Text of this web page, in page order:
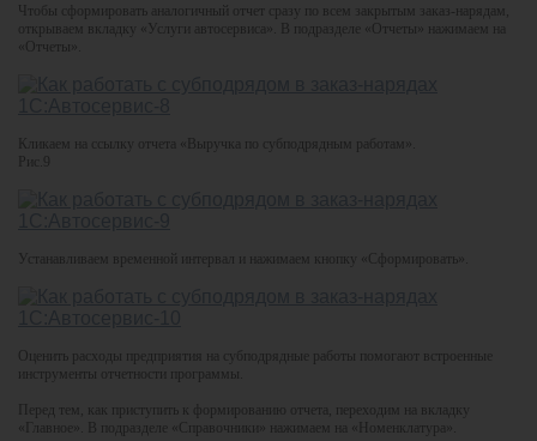
Чтобы сформировать аналогичный отчет сразу по всем закрытым заказ-нарядам,
открываем вкладку «Услуги автосервиса». В подразделе «Отчеты» нажимаем на
«Отчеты».
Кликаем на ссылку отчета «Выручка по субподрядным работам».
Рис.9
Устанавливаем временной интервал и нажимаем кнопку «Сформировать».
Оценить расходы предприятия на субподрядные работы помогают встроенные
инструменты отчетности программы.
Перед тем, как приступить к формированию отчета, переходим на вкладку
«Главное». В подразделе «Справочники» нажимаем на «Номенклатура».